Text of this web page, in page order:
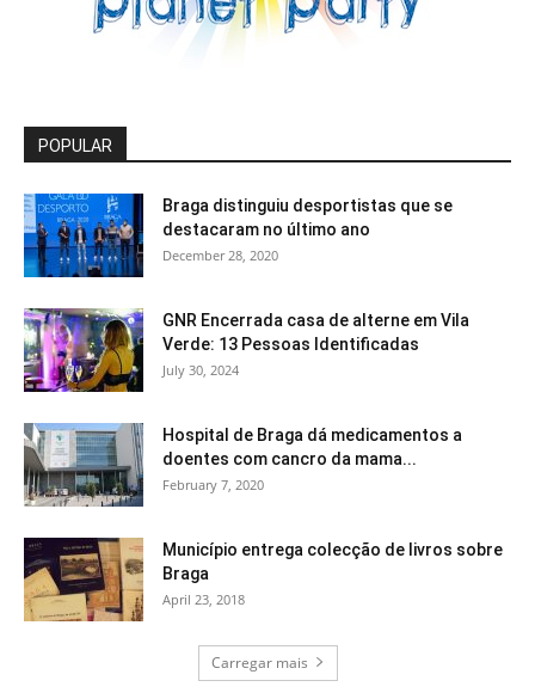
POPULAR
Braga distinguiu desportistas que se
destacaram no último ano
December 28, 2020
GNR Encerrada casa de alterne em Vila
Verde: 13 Pessoas Identificadas
July 30, 2024
Hospital de Braga dá medicamentos a
doentes com cancro da mama...
February 7, 2020
Município entrega colecção de livros sobre
Braga
April 23, 2018
Carregar mais